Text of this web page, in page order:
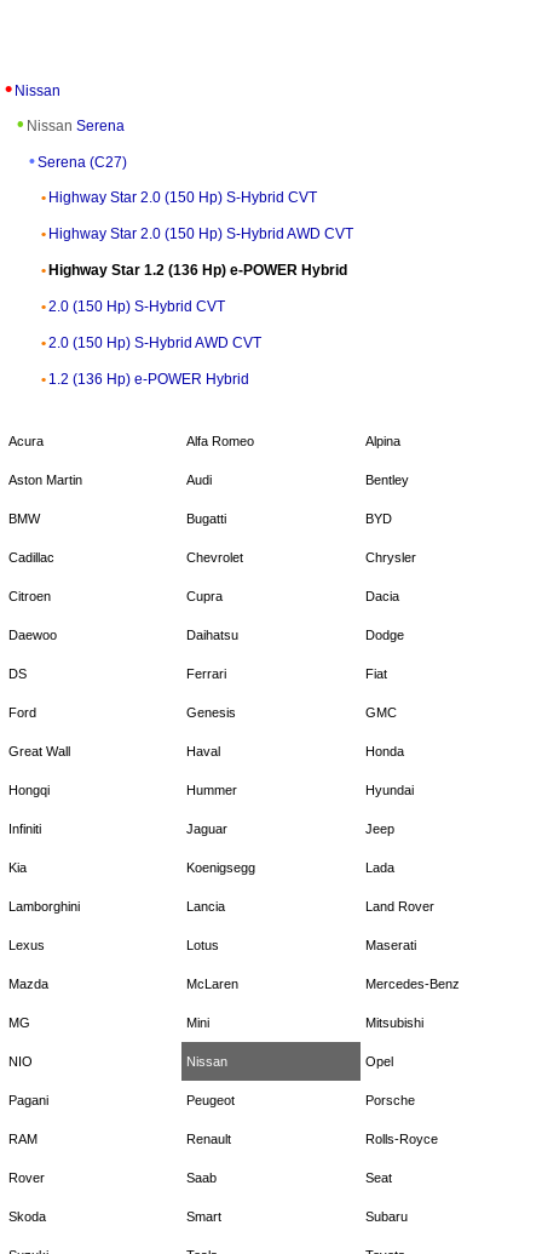
Nissan
Nissan Serena
Serena (C27)
Highway Star 2.0 (150 Hp) S-Hybrid CVT
Highway Star 2.0 (150 Hp) S-Hybrid AWD CVT
Highway Star 1.2 (136 Hp) e-POWER Hybrid
2.0 (150 Hp) S-Hybrid CVT
2.0 (150 Hp) S-Hybrid AWD CVT
1.2 (136 Hp) e-POWER Hybrid
Acura Alfa Romeo Alpina
Aston Martin Audi Bentley
BMW Bugatti BYD
Cadillac Chevrolet Chrysler
Citroen Cupra Dacia
Daewoo Daihatsu Dodge
DS Ferrari Fiat
Ford Genesis GMC
Great Wall Haval Honda
Hongqi Hummer Hyundai
Infiniti Jaguar Jeep
Kia Koenigsegg Lada
Lamborghini Lancia Land Rover
Lexus Lotus Maserati
Mazda McLaren Mercedes-Benz
MG Mini Mitsubishi
NIO Nissan Opel
Pagani Peugeot Porsche
RAM Renault Rolls-Royce
Rover Saab Seat
Skoda Smart Subaru